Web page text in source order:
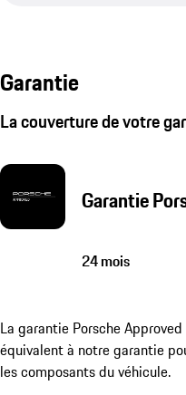
Garantie
La couverture de votre
Garantie
24 mois
La garantie Porsche
équivalent à notre garantie
les composants du véhicule.